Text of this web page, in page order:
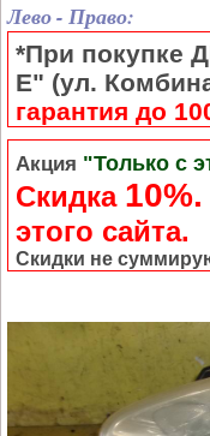
Лево - Право:
*При покупке
Е" (ул.
гарантия до
Акция "Только с
Скидка 10%.
этого сайта.
Скидки не